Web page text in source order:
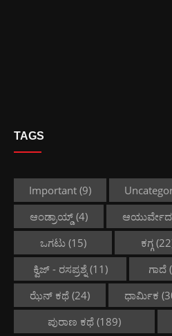
TAGS
Important (9)
ಆಂಡ್ರಾಯ್ಡ್(4) ಆಯುರ್ವೇದ
ಒಗಟು(15) ಕಗ್ಗ
ಕ್ವಿಜ್ - ರಸಪ್ರಶ್ನೆ (11) ಗಾದೆ
ಝೆನ್ ಕಥೆ(24) ಧಾರ್ಮಿಕ
ಪುರಾಣ ಕಥೆ (189)